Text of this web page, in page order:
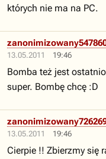
których nie ma na PC.
13.05.2011 19:46
Bomba też jest
super. Bombę chcę :D
13.05.2011 19:46
Cierpie !! Zbierzmy się